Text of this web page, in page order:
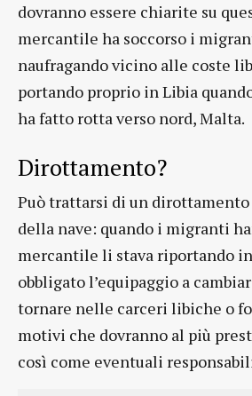
dovranno essere chiarite su
mercantile ha soccorso i
naufragando vicino alle coste
portando proprio in Libia
ha fatto rotta verso nord, Malta.
Dirottamento?
Può trattarsi di un
della nave: quando i migranti
mercantile li stava riportando
obbligato l’equipaggio a
tornare nelle carceri libiche o
motivi che dovranno al più
così come eventuali